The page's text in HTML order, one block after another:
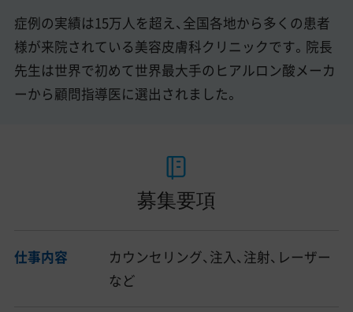
医師採用ご担当者様・その他問い合わせ
症例の実績は15万人を超え、全国各地から多くの患者
様が来院されている美容皮膚科クリニックです。院長
先生は世界で初めて世界最大手のヒアルロン酸メーカ
ーから顧問指導医に選出されました。
募集要項
仕事内容
カウンセリング、注入、注射、レーザー
など